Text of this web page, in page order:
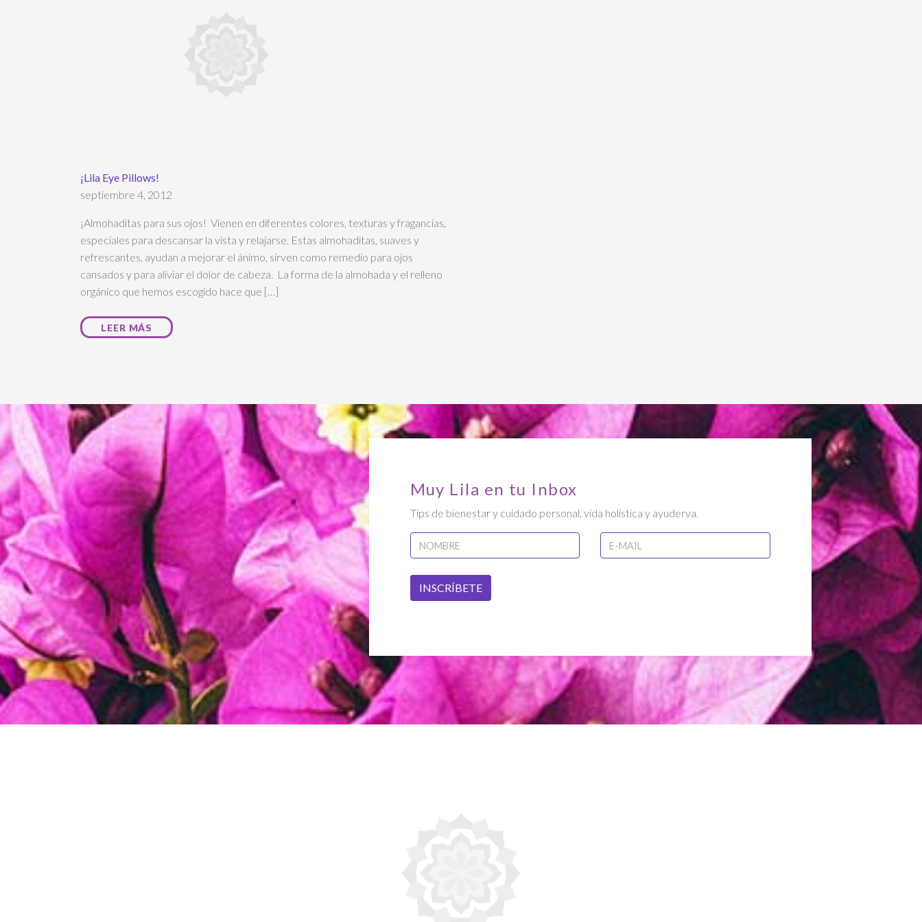
¡Lila Eye Pillows!
septiembre 4, 2012
¡Almohaditas para sus ojos! Vienen en diferentes colores, texturas y fragancias,
especiales para descansar la vista y relajarse. Estas almohaditas, suaves y
refrescantes, ayudan a mejorar el ánimo, sirven como remedio para ojos
cansados y para aliviar el dolor de cabeza. La forma de la almohada y el relleno
orgánico que hemos escogido hace que […]
LEER MÁS
Muy Lila en tu Inbox
Tips de bienestar y cuidado personal, vida holística y ayuderva.
INSCRÍBETE